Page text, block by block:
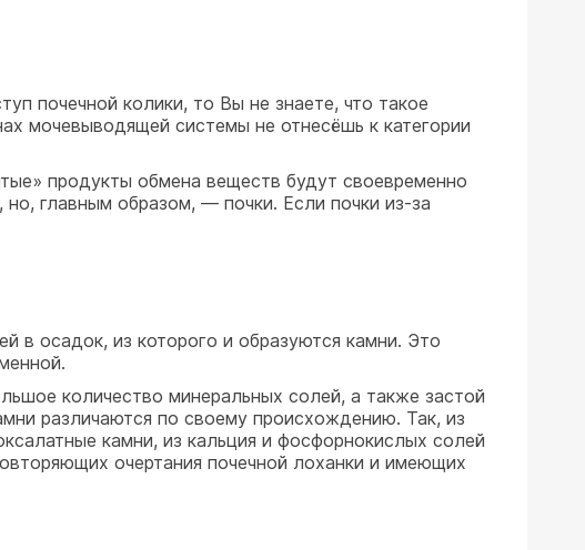
почечной колики, то Вы не знаете, что такое
мочевыводящей системы не отнесёшь к категории
продукты обмена веществ будут своевременно
главным образом, — почки. Если почки из-за
в осадок, из которого и образуются камни. Это
количество минеральных солей, а также застой
различаются по своему происхождению. Так, из
камни, из кальция и фосфорнокислых солей
очертания почечной лоханки и имеющих